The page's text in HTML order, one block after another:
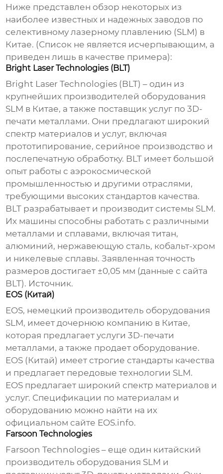
Ниже представлен обзор некоторых из
наиболее известных и надежных заводов по
селективному лазерному плавлению (SLM) в
Китае. (Список не является исчерпывающим, а
приведен лишь в качестве примера):
Bright Laser Technologies (BLT)
Bright Laser Technologies (BLT) – один из
крупнейших производителей оборудования
SLM в Китае, а также поставщик услуг по 3D-
печати металлами. Они предлагают широкий
спектр материалов и услуг, включая
прототипирование, серийное производство и
послепечатную обработку. BLT имеет большой
опыт работы с аэрокосмической
промышленностью и другими отраслями,
требующими высоких стандартов качества.
BLT разрабатывает и производит системы SLM.
Их машины способны работать с различными
металлами и сплавами, включая титан,
алюминий, нержавеющую сталь, кобальт-хром
и никелевые сплавы. Заявленная точность
размеров достигает ±0,05 мм (данные с сайта
BLT). Источник.
EOS (Китай)
EOS, немецкий производитель оборудования
SLM, имеет дочернюю компанию в Китае,
которая предлагает услуги 3D-печати
металлами, а также продает оборудование.
EOS (Китай) имеет строгие стандарты качества
и предлагает передовые технологии SLM.
EOS предлагает широкий спектр материалов и
услуг. Спецификации по материалам и
оборудованию можно найти на их
официальном сайте EOS.info.
Farsoon Technologies
Farsoon Technologies – еще один китайский
производитель оборудования SLM и